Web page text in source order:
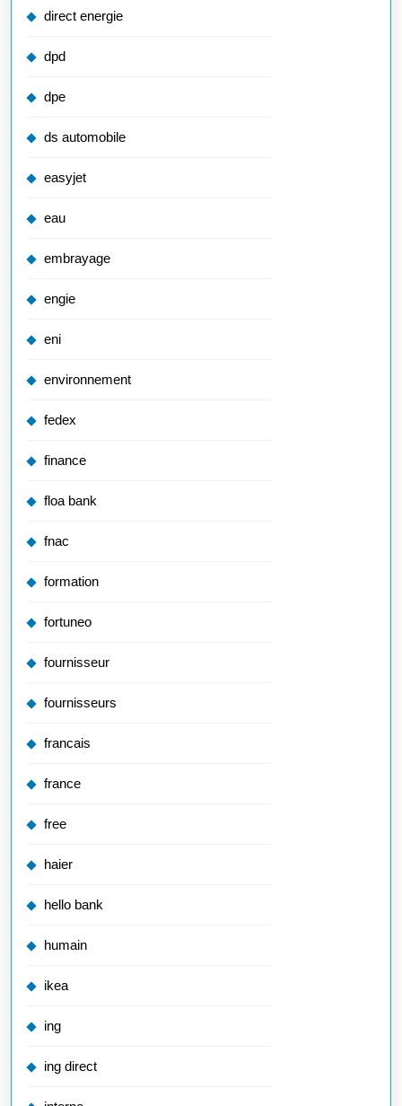
direct energie
dpd
dpe
ds automobile
easyjet
eau
embrayage
engie
eni
environnement
fedex
finance
floa bank
fnac
formation
fortuneo
fournisseur
fournisseurs
francais
france
free
haier
hello bank
humain
ikea
ing
ing direct